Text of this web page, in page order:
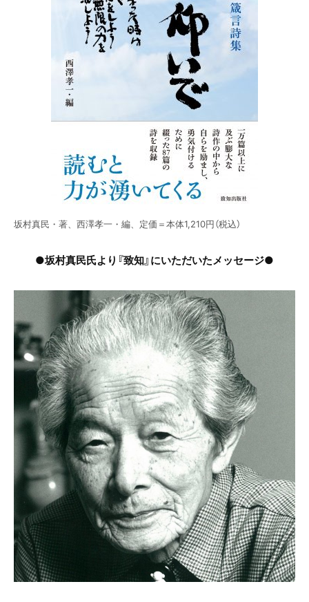
坂村真民・著、西澤孝一・編、定価＝本体1,210円（税込）
●坂村真民氏より『致知』にいただいたメッセージ●